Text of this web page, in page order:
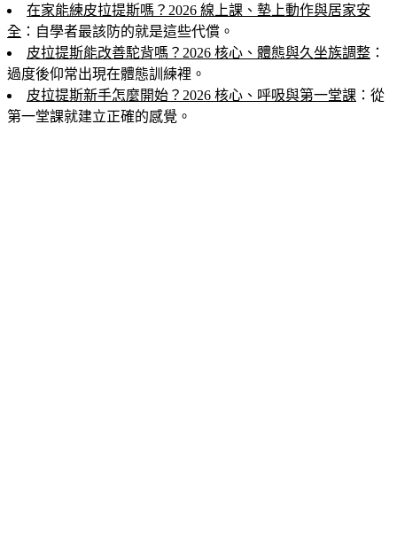
在家能練皮拉提斯嗎？2026 線上課、墊上動作與居家安
全 ：自學者最該防的就是這些代償。
皮拉提斯能改善駝背嗎？2026 核心、體態與久坐族調整 ：
過度後仰常出現在體態訓練裡。
皮拉提斯新手怎麼開始？2026 核心、呼吸與第一堂課 ：從
第一堂課就建立正確的感覺。